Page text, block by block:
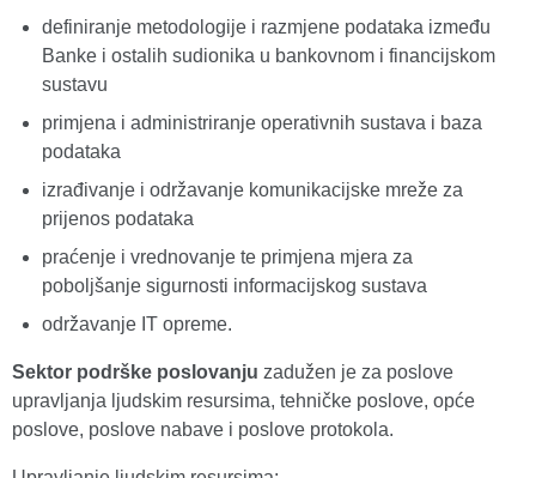
definiranje metodologije i razmjene podataka između
Banke i ostalih sudionika u bankovnom i financijskom
sustavu
primjena i administriranje operativnih sustava i baza
podataka
izrađivanje i održavanje komunikacijske mreže za
prijenos podataka
praćenje i vrednovanje te primjena mjera za
poboljšanje sigurnosti informacijskog sustava
održavanje IT opreme.
Sektor podrške poslovanju zadužen je za poslove
upravljanja ljudskim resursima, tehničke poslove, opće
poslove, poslove nabave i poslove protokola.